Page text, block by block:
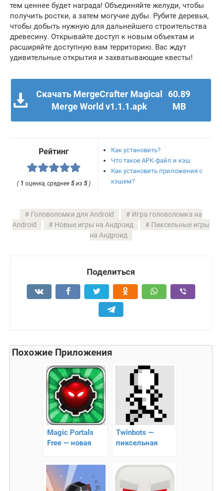
тем ценнее будет награда! Объединяйте желуди, чтобы
получить ростки, а затем могучие дубы. Рубите деревья,
чтобы добыть нужную для дальнейшего строительства
древесину. Открывайте доступ к новым объектам и
расширяйте доступную вам территорию. Вас ждут
удивительные открытия и захватывающие квесты!
Скачать MergeCrafter Magical
Merge World v1.1.1.apk
60.89
MB
Рейтинг
( 1 оценка, среднее5 из5 )
Как установить?
Что такое APK-файл и кэш
Как установить приложения с
кэшем?
Головоломки для Android
Игра головоломка на
Android
Новые игры на Андроид
Пиксельные игры
на Андроид
Поделиться
Похожие Приложения
Magic Portals
Free — новая
Twinbots —
пиксельная
головоломка!